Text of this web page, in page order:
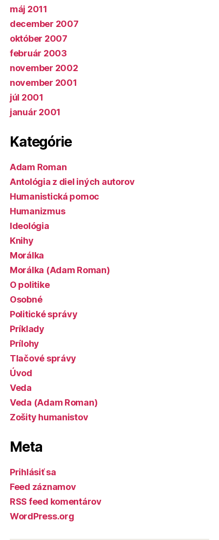
máj 2011
december 2007
október 2007
február 2003
november 2002
november 2001
júl 2001
január 2001
Kategórie
Adam Roman
Antológia z diel iných autorov
Humanistická pomoc
Humanizmus
Ideológia
Knihy
Morálka
Morálka (Adam Roman)
O politike
Osobné
Politické správy
Príklady
Prílohy
Tlačové správy
Úvod
Veda
Veda (Adam Roman)
Zošity humanistov
Meta
Prihlásiť sa
Feed záznamov
RSS feed komentárov
WordPress.org